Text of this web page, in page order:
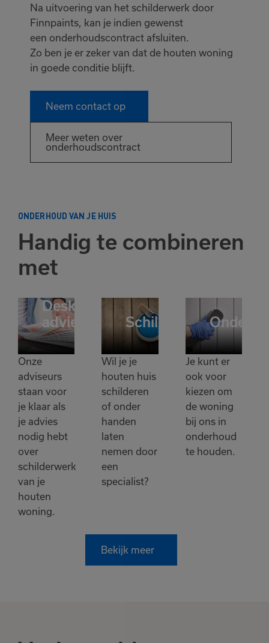
Na uitvoering van het schilderwerk door
Finnpaints, kan je indien gewenst
een onderhoudscontract afsluiten.
Zo ben je er zeker van dat de houten woning
in goede conditie blijft.
Neem contact op
Meer weten over
onderhoudscontract
ONDERHOUD VAN JE HUIS
Handig te combineren
met
Deskundig
advies
Onze
adviseurs
staan voor
je klaar als
je advies
nodig hebt
over
schilderwerk
van je
houten
woning.
Schilderwerk
Wil je je
houten huis
schilderen
of onder
handen
laten
nemen door
een
specialist?
Je kunt er
ook voor
kiezen om
de woning
bij ons in
onderhoud
te houden.
Bekijk meer